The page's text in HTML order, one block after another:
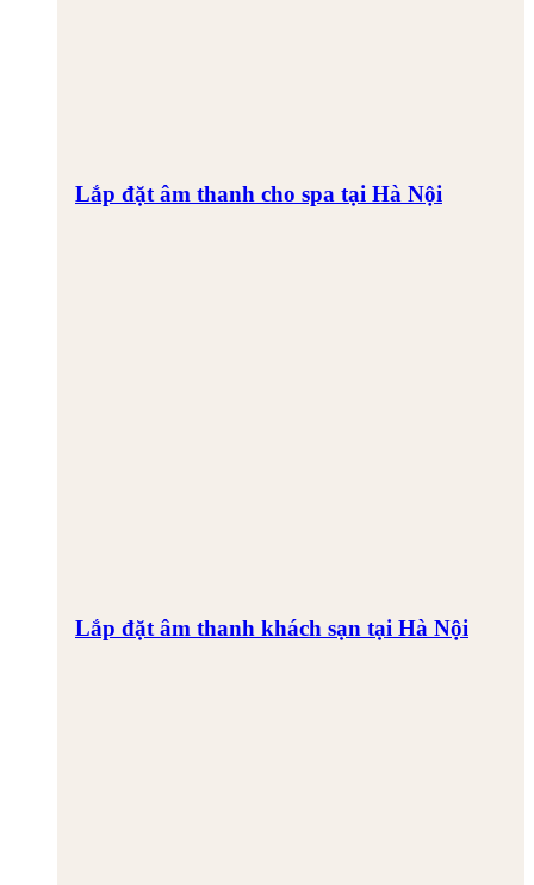
Lắp đặt âm thanh cho spa tại Hà Nội
Lắp đặt âm thanh khách sạn tại Hà Nội